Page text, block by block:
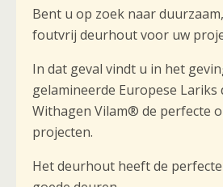
Bent u op zoek naar
foutvrij deurhout voor uw
In dat geval vindt u in het
gelamineerde Europese
Withagen Vilam® de perfecte
projecten.
Het deurhout heeft de